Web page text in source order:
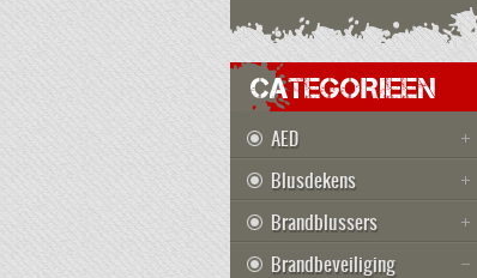
CATEGORIEEN
AED
Blusdekens
Brandblussers
Brandbeveiliging